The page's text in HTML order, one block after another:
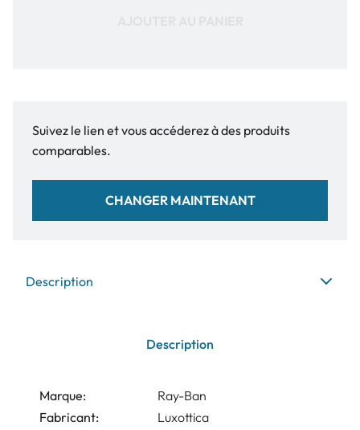
Suivez le lien et vous accéderez à des produits
comparables.
CHANGER MAINTENANT
Description
Description
Marque:
Ray-Ban
Fabricant:
Luxottica